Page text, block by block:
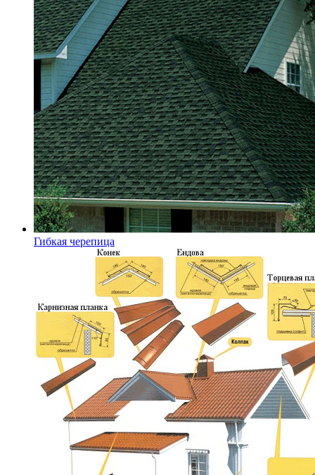
Гибкая черепица